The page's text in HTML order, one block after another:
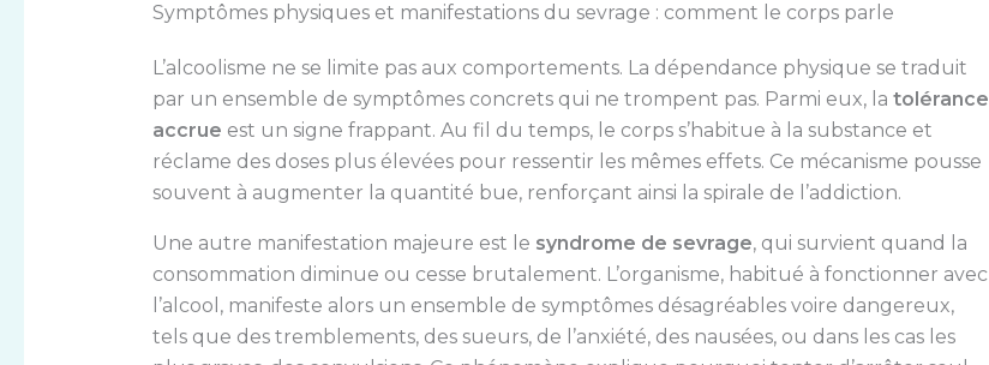
Symptômes physiques et manifestations du sevrage : comment le corps parle
L’alcoolisme ne se limite pas aux comportements. La dépendance physique se traduit
par un ensemble de symptômes concrets qui ne trompent pas. Parmi eux, la tolérance
accrue est un signe frappant. Au fil du temps, le corps s’habitue à la substance et
réclame des doses plus élevées pour ressentir les mêmes effets. Ce mécanisme pousse
souvent à augmenter la quantité bue, renforçant ainsi la spirale de l’addiction.
Une autre manifestation majeure est le syndrome de sevrage, qui survient quand la
consommation diminue ou cesse brutalement. L’organisme, habitué à fonctionner avec
l’alcool, manifeste alors un ensemble de symptômes désagréables voire dangereux,
tels que des tremblements, des sueurs, de l’anxiété, des nausées, ou dans les cas les